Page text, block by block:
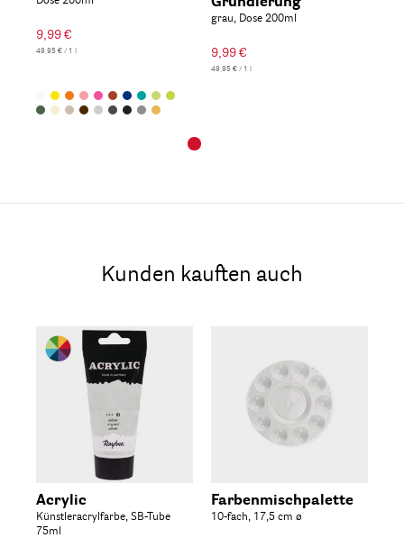
9,99 €
49,95 € / 1 l
grau, Dose 200ml
9,99 €
49,95 € / 1 l
Kunden kauften auch
Acrylic
Künstleracrylfarbe, SB-Tube
75ml
Farbenmischpalette
10-fach, 17,5 cm ø